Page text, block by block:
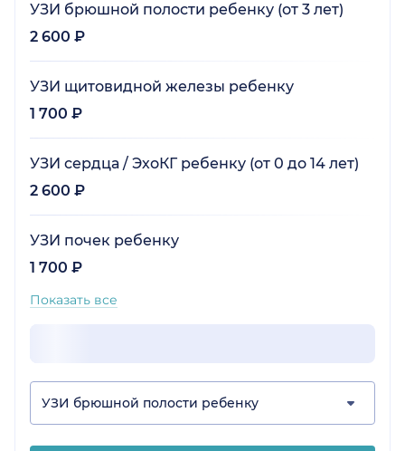
УЗИ брюшной полости ребенку (от 3 лет)
2 600 ₽
УЗИ щитовидной железы ребенку
1 700 ₽
УЗИ сердца / ЭхоКГ ребенку (от 0 до 14 лет)
2 600 ₽
УЗИ почек ребенку
1 700 ₽
Показать все
УЗИ брюшной полости ребенку